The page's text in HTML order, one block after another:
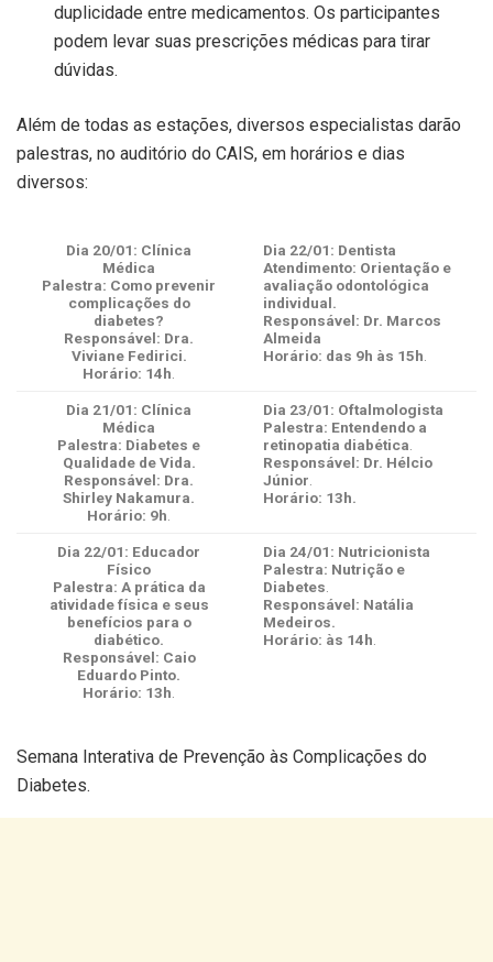
duplicidade entre medicamentos. Os participantes
podem levar suas prescrições médicas para tirar
dúvidas.
Além de todas as estações, diversos especialistas darão
palestras, no auditório do CAIS, em horários e dias
diversos:
Dia 20/01: Clínica
Médica
Palestra: Como prevenir
complicações do
diabetes?
Responsável: Dra.
Viviane Fedirici.
Horário: 14h
Dia 22/01: Dentista
Atendimento: Orientação e
avaliação odontológica
individual.
Responsável: Dr. Marcos
Almeida
Horário: das 9h às 15h
Dia 21/01: Clínica
Médica
Palestra: Diabetes e
Qualidade de Vida.
Responsável: Dra.
Shirley Nakamura.
Horário: 9h
Dia 23/01: Oftalmologista
Palestra: Entendendo a
retinopatia diabética
Responsável: Dr. Hélcio
Júnior
Horário: 13h.
Dia 22/01: Educador
Físico
Palestra: A prática da
atividade física e seus
benefícios para o
diabético.
Responsável: Caio
Eduardo Pinto.
Horário: 13h
Dia 24/01: Nutricionista
Palestra: Nutrição e
Diabetes
Responsável: Natália
Medeiros.
Horário: às 14h
Semana Interativa de Prevenção às Complicações do
Diabetes.